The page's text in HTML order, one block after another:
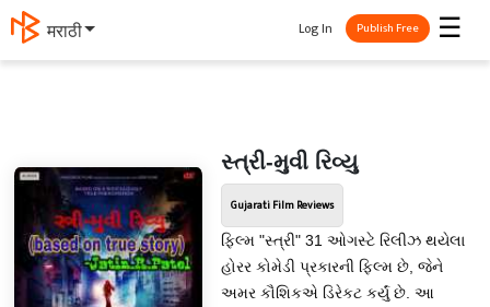
मराठी ☰
Log In Publish Free
સ્ત્રી-મુવી રિવ્યુ
Gujarati Film Reviews
ફિલ્મ "સ્ત્રી" 31 ઓગસ્ટે રિલીઝ થયેલા
હોરર કોમેડી પ્રકારની ફિલ્મ છે, જેને
અમર કૌશિકએ ડિરેકટ કર્યું છે. આ